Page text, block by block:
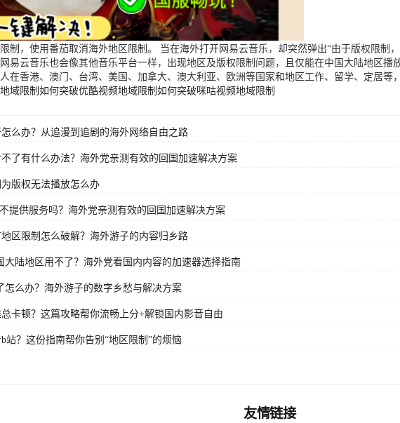
制，使用番茄取消海外地区限制。 当在海外打开网易云音乐，却突然弹出“由于版权限制
易云音乐也会像其他音乐平台一样，出现地区及版权限制问题，且仅能在中国大陆地区
在香港、澳门、台湾、美国、加拿大、澳大利亚、欧洲等国家和地区工作、留学、定居等
域限制 如何突破优酷视频地域限制 如何突破咪咕视频地域限制
么办？从追漫到追剧的海外网络自由之路
了有什么办法？海外党亲测有效的回国加速解决方案
版权无法播放怎么办
提供服务吗？海外党亲测有效的回国加速解决方案
区限制怎么破解？海外游子的内容归乡路
大陆地区用不了？海外党看国内内容的加速器选择指南
怎么办？海外游子的数字乡愁与解决方案
卡顿？这篇攻略帮你流畅上分+解锁国内影音自由
站？这份指南帮你告别“地区限制”的烦恼
友情链接